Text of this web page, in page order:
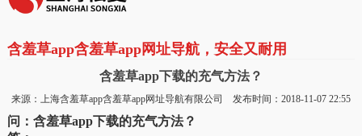
含羞草app含羞草app网址导航，安全又耐用
含羞草app下载的充气方法？
来源：上海含羞草app含羞草app网址导航有限公司 发布时间：2018-11-07 22:55
问：含羞草app下载的充气方法？